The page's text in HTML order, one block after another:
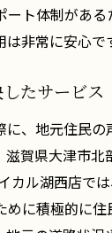
ート体制があ
非常に安心で
たサービス
に、地元住民の
滋賀県大津市北
カル湖西店で
めに積極的に住